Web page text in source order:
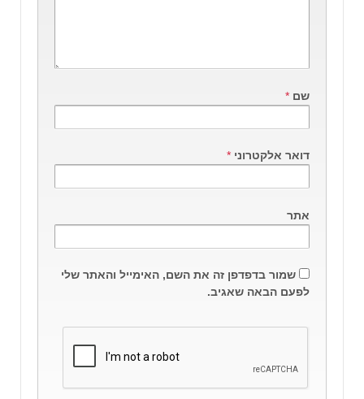
שם *
דואר אלקטרוני *
אתר
שמור בדפדפן זה את השם, האימייל והאתר שלי
לפעם הבאה שאגיב.